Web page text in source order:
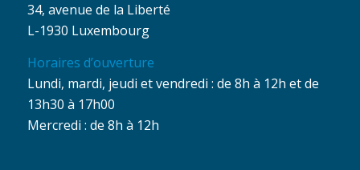
34, avenue de la Liberté
L-1930 Luxembourg
Horaires d’ouverture
Lundi, mardi, jeudi et vendredi : de 8h à 12h et de
13h30 à 17h00
Mercredi : de 8h à 12h